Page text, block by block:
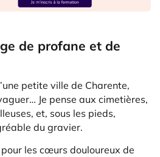
de profane et de
petite ville de Charente,
Je pense aux cimetières,
et, sous les pieds,
du gravier.
les cœurs douloureux de